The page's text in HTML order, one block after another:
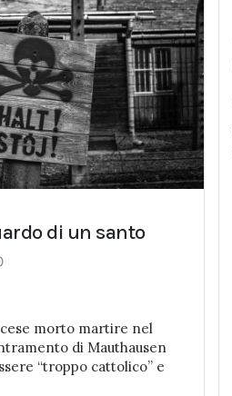
di un santo
morto martire nel
di Mauthausen
“troppo cattolico” e